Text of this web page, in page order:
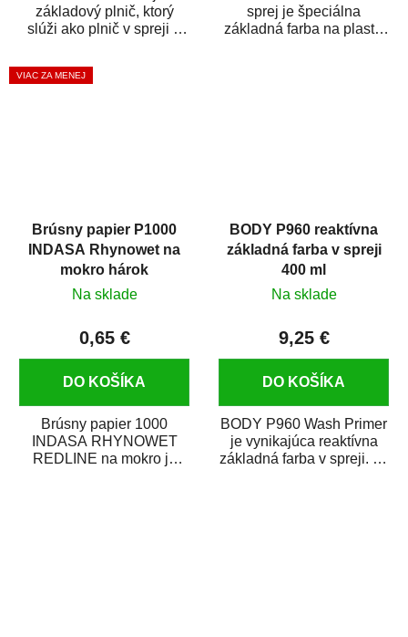
základový plnič, ktorý
slúži ako plnič v spreji a
zároveň. HB BODY...
sprej je špeciálna
základná farba na plasty,
VIAC ZA MENEJ
Brúsny papier P1000
INDASA Rhynowet na
mokro hárok
Na sklade
0,65 €
DO KOŠÍKA
Brúsny papier 1000
INDASA RHYNOWET
REDLINE na mokro je
BODY P960 reaktívna
základná farba v spreji
400 ml
Na sklade
9,25 €
DO KOŠÍKA
BODY P960 Wash Primer
je vynikajúca reaktívna
základná farba v spreji. Je